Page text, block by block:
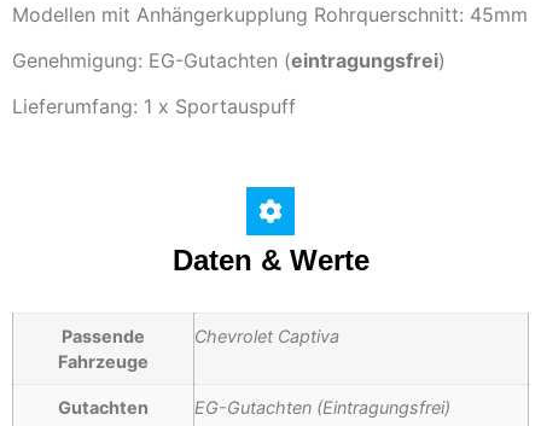
Modellen mit Anhängerkupplung Rohrquerschnitt: 45mm
Genehmigung: EG-Gutachten (eintragungsfrei)
Lieferumfang: 1 x Sportauspuff
Daten & Werte
Passende
Fahrzeuge
Chevrolet Captiva
Gutachten EG-Gutachten (Eintragungsfrei)